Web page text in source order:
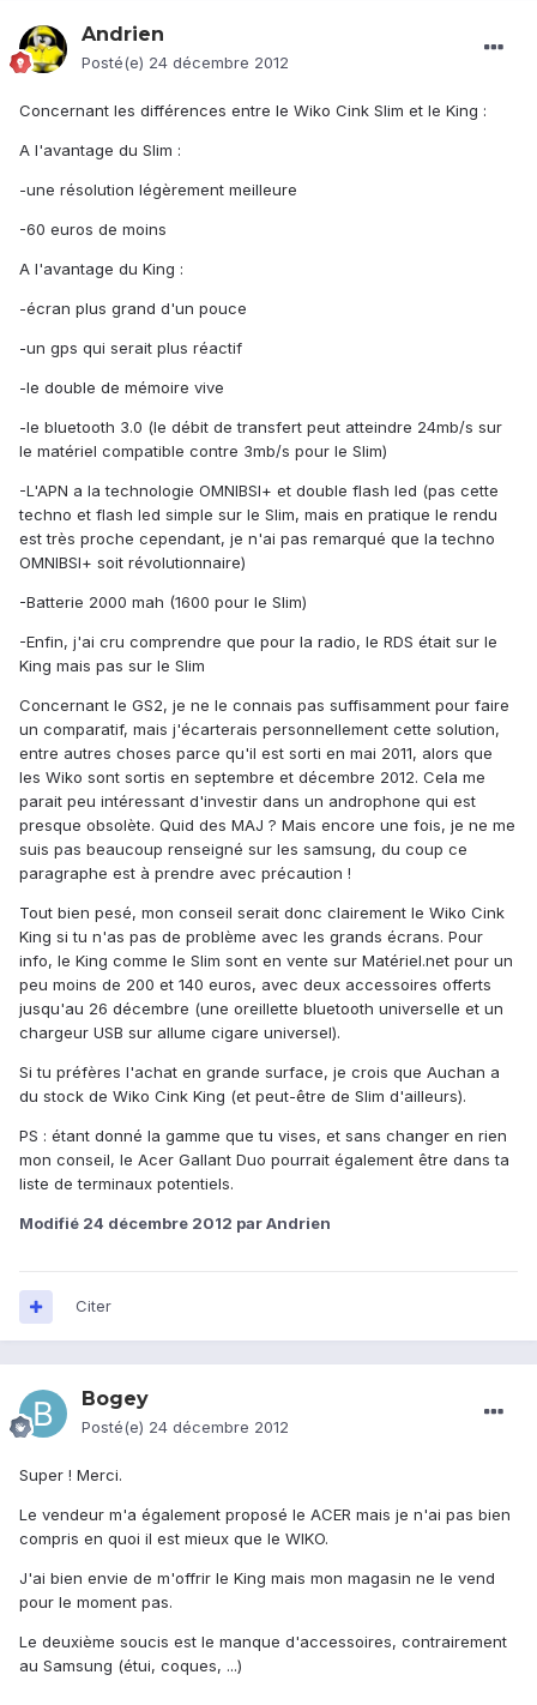
Andrien
Posté(e) 24 décembre 2012
Concernant les différences entre le Wiko Cink Slim et le King :
A l'avantage du Slim :
-une résolution légèrement meilleure
-60 euros de moins
A l'avantage du King :
-écran plus grand d'un pouce
-un gps qui serait plus réactif
-le double de mémoire vive
-le bluetooth 3.0 (le débit de transfert peut atteindre 24mb/s sur
le matériel compatible contre 3mb/s pour le Slim)
-L'APN a la technologie OMNIBSI+ et double flash led (pas cette
techno et flash led simple sur le Slim, mais en pratique le rendu
est très proche cependant, je n'ai pas remarqué que la techno
OMNIBSI+ soit révolutionnaire)
-Batterie 2000 mah (1600 pour le Slim)
-Enfin, j'ai cru comprendre que pour la radio, le RDS était sur le
King mais pas sur le Slim
Concernant le GS2, je ne le connais pas suffisamment pour faire
un comparatif, mais j'écarterais personnellement cette solution,
entre autres choses parce qu'il est sorti en mai 2011, alors que
les Wiko sont sortis en septembre et décembre 2012. Cela me
parait peu intéressant d'investir dans un androphone qui est
presque obsolète. Quid des MAJ ? Mais encore une fois, je ne me
suis pas beaucoup renseigné sur les samsung, du coup ce
paragraphe est à prendre avec précaution !
Tout bien pesé, mon conseil serait donc clairement le Wiko Cink
King si tu n'as pas de problème avec les grands écrans. Pour
info, le King comme le Slim sont en vente sur Matériel.net pour un
peu moins de 200 et 140 euros, avec deux accessoires offerts
jusqu'au 26 décembre (une oreillette bluetooth universelle et un
chargeur USB sur allume cigare universel).
Si tu préfères l'achat en grande surface, je crois que Auchan a
du stock de Wiko Cink King (et peut-être de Slim d'ailleurs).
PS : étant donné la gamme que tu vises, et sans changer en rien
mon conseil, le Acer Gallant Duo pourrait également être dans ta
liste de terminaux potentiels.
Modifié 24 décembre 2012 par Andrien
Citer
Bogey
Posté(e) 24 décembre 2012
Super ! Merci.
Le vendeur m'a également proposé le ACER mais je n'ai pas bien
compris en quoi il est mieux que le WIKO.
J'ai bien envie de m'offrir le King mais mon magasin ne le vend
pour le moment pas.
Le deuxième soucis est le manque d'accessoires, contrairement
au Samsung (étui, coques, ...)